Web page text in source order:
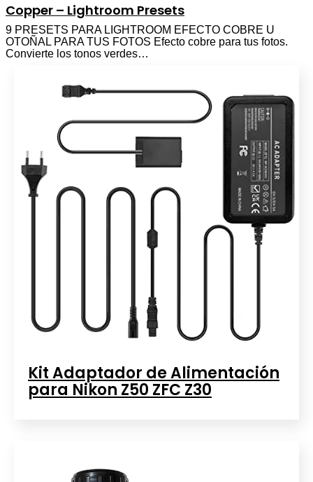
Copper – Lightroom Presets
9 PRESETS PARA LIGHTROOM EFECTO COBRE U
OTOÑAL PARA TUS FOTOS Efecto cobre para tus fotos.
Convierte los tonos verdes…
Kit Adaptador de Alimentación
para Nikon Z50 ZFC Z30